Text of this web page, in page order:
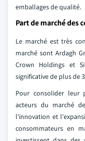
emballages de qualité.
Part de marché des
Le marché est très
marché sont Ardagh
Crown Holdings et
significative de plus de
Pour consolider leur
acteurs du marché
l'innovation et
consommateurs en